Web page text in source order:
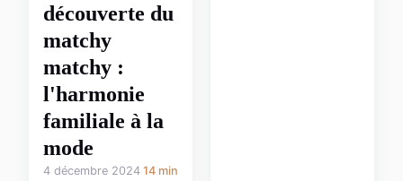
découverte du
matchy
matchy :
l'harmonie
familiale à la
mode
4 décembre 2024 14 min